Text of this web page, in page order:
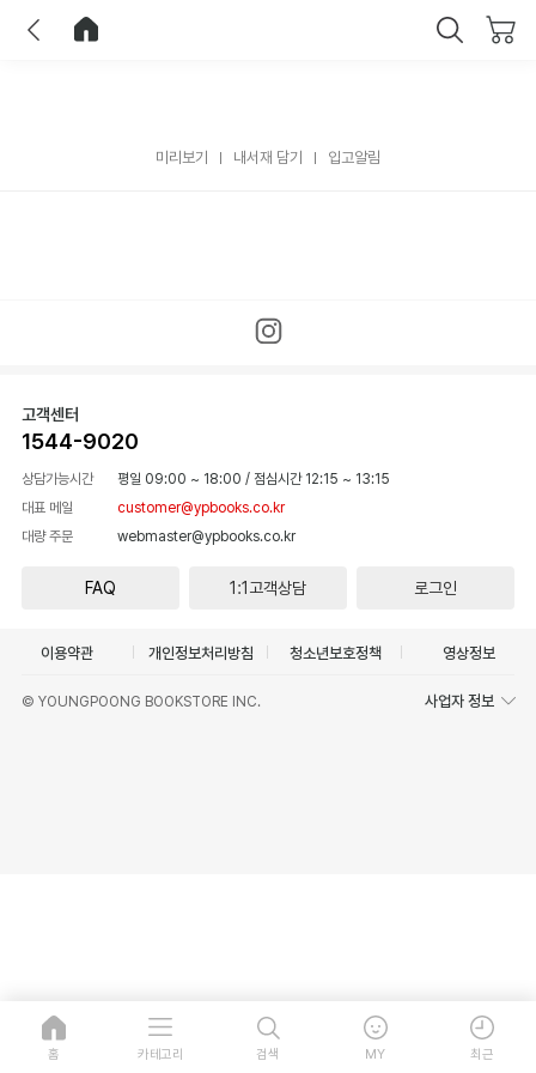
미리보기 내서재 담기 입고알림
고객센터
1544-9020
상담가능시간 평일 09:00 ~ 18:00 / 점심시간 12:15 ~ 13:15
대표 메일
customer@ypbooks.co.kr
대량 주문
webmaster@ypbooks.co.kr
FAQ 1:1고객상담 로그인
이용약관 개인정보처리방침 청소년보호정책 영상정보
© YOUNGPOONG BOOKSTORE INC. 사업자 정보
홈 카테고리 검색 MY 최근